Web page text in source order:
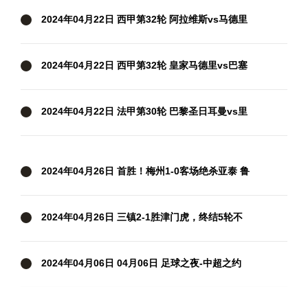
2024年04月22日 西甲第32轮 阿拉维斯vs马德里
2024年04月22日 西甲第32轮 皇家马德里vs巴塞
2024年04月22日 法甲第30轮 巴黎圣日耳曼vs里
2024年04月26日 首胜！梅州1-0客场绝杀亚泰 鲁
2024年04月26日 三镇2-1胜津门虎，终结5轮不
2024年04月06日 04月06日 足球之夜-中超之约